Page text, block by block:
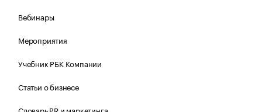
Вебинары
Мероприятия
Учебник РБК Компании
Статьи о бизнесе